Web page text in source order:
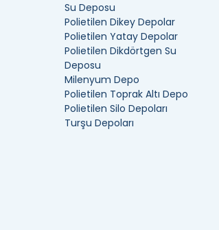
Su Deposu
Polietilen Dikey Depolar
Polietilen Yatay Depolar
Polietilen Dikdörtgen Su
Deposu
Milenyum Depo
Polietilen Toprak Altı Depo
Polietilen Silo Depoları
Turşu Depoları